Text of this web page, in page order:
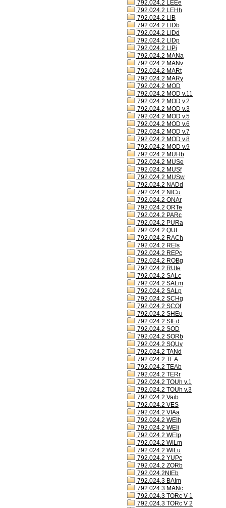
792.024.2 LEEe
792.024.2 LEHh
792.024.2 LIB
792.024.2 LIDb
792.024.2 LIDd
792.024.2 LIDp
792.024.2 LIPi
792.024.2 MANa
792.024.2 MANv
792.024.2 MARt
792.024.2 MARy
792.024.2 MOD
792.024.2 MOD v.11
792.024.2 MOD v.2
792.024.2 MOD v.3
792.024.2 MOD v.5
792.024.2 MOD v.6
792.024.2 MOD v.7
792.024.2 MOD v.8
792.024.2 MOD v.9
792.024.2 MUHb
792.024.2 MUSe
792.024.2 MUSf
792.024.2 MUSw
792.024.2 NADd
792.024.2 NICu
792.024.2 ONAr
792.024.2 ORTe
792.024.2 PARc
792.024.2 PURa
792.024.2 QUI
792.024.2 RACh
792.024.2 REIs
792.024.2 REPc
792.024.2 ROBg
792.024.2 RUIe
792.024.2 SALc
792.024.2 SALm
792.024.2 SALp
792.024.2 SCHg
792.024.2 SCOf
792.024.2 SHEu
792.024.2 SIEd
792.024.2 SOD
792.024.2 SORb
792.024.2 SQUv
792.024.2 TANd
792.024.2 TEA
792.024.2 TEAb
792.024.2 TERr
792.024.2 TOUh v.1
792.024.2 TOUh v.3
792.024.2 Vaib
792.024.2 VES
792.024.2 VIAa
792.024.2 WEIh
792.024.2 WEIi
792.024.2 WEIp
792.024.2 WILm
792.024.2 WILu
792.024.2 YUPc
792.024.2 ZORb
792.024.2NIEb
792.024.3 BAIm
792.024.3 MANc
792.024.3 TORc V 1
792.024.3 TORc V 2